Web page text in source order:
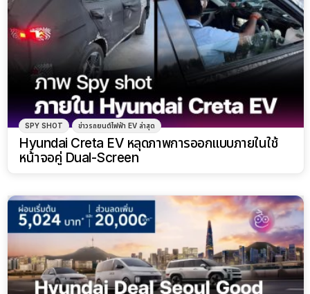
SPY SHOT ข่าวรถยนต์ไฟฟ้า EV ล่าสุด
Hyundai Creta EV หลุดภาพการออกแบบภายในใช้
หน้าจอคู่ Dual-Screen